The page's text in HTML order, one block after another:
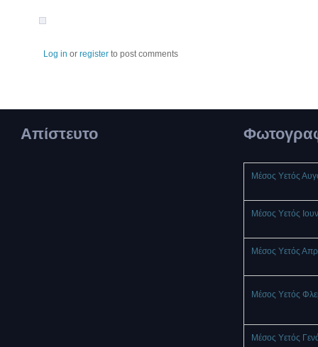
Log in or register to post comments
Απίστευτο
Μέσος Υετός
Μέσος Υετός
Μέσος Υετός
Μέσος Υετός
Μέσος Υετός